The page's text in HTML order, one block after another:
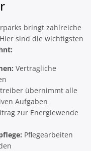
bringt zahlreiche
sind die wichtigsten
Vertragliche
übernimmt alle
Aufgaben
zur Energiewende
Pflegearbeiten